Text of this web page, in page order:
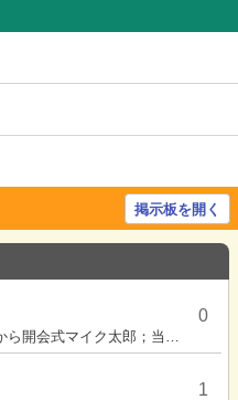
掲示板を開く
サファリンピック開幕です。90回転から開会式マイク太郎；当たらないぞさあ当てろ当てろマイク太郎；おおお、なんと赤保留これ...
0
1